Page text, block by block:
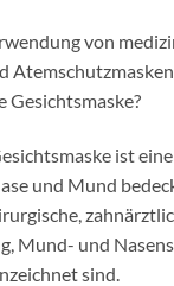
von
Gesichtsmaske?
ist
und Mund
Mund- und
sind.